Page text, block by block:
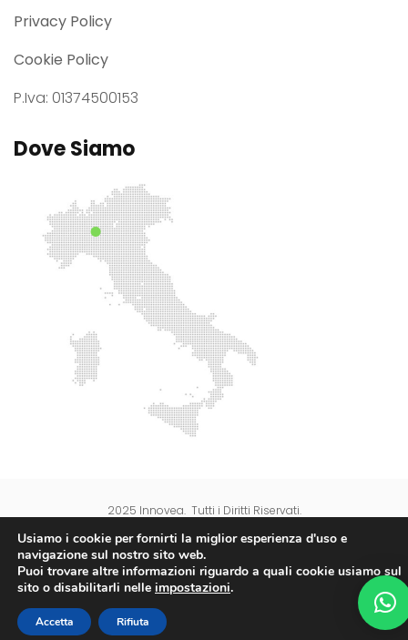
Privacy Policy
Cookie Policy
P.Iva: 01374500153
Dove Siamo
2025 Innovea. Tutti i Diritti Riservati.
Usiamo i cookie per fornirti la miglior esperienza d'uso e
navigazione sul nostro sito web.
Puoi trovare altre informazioni riguardo a quali cookie usiamo sul
sito o disabilitarli nelle impostazioni.
Accetta Rifiuta